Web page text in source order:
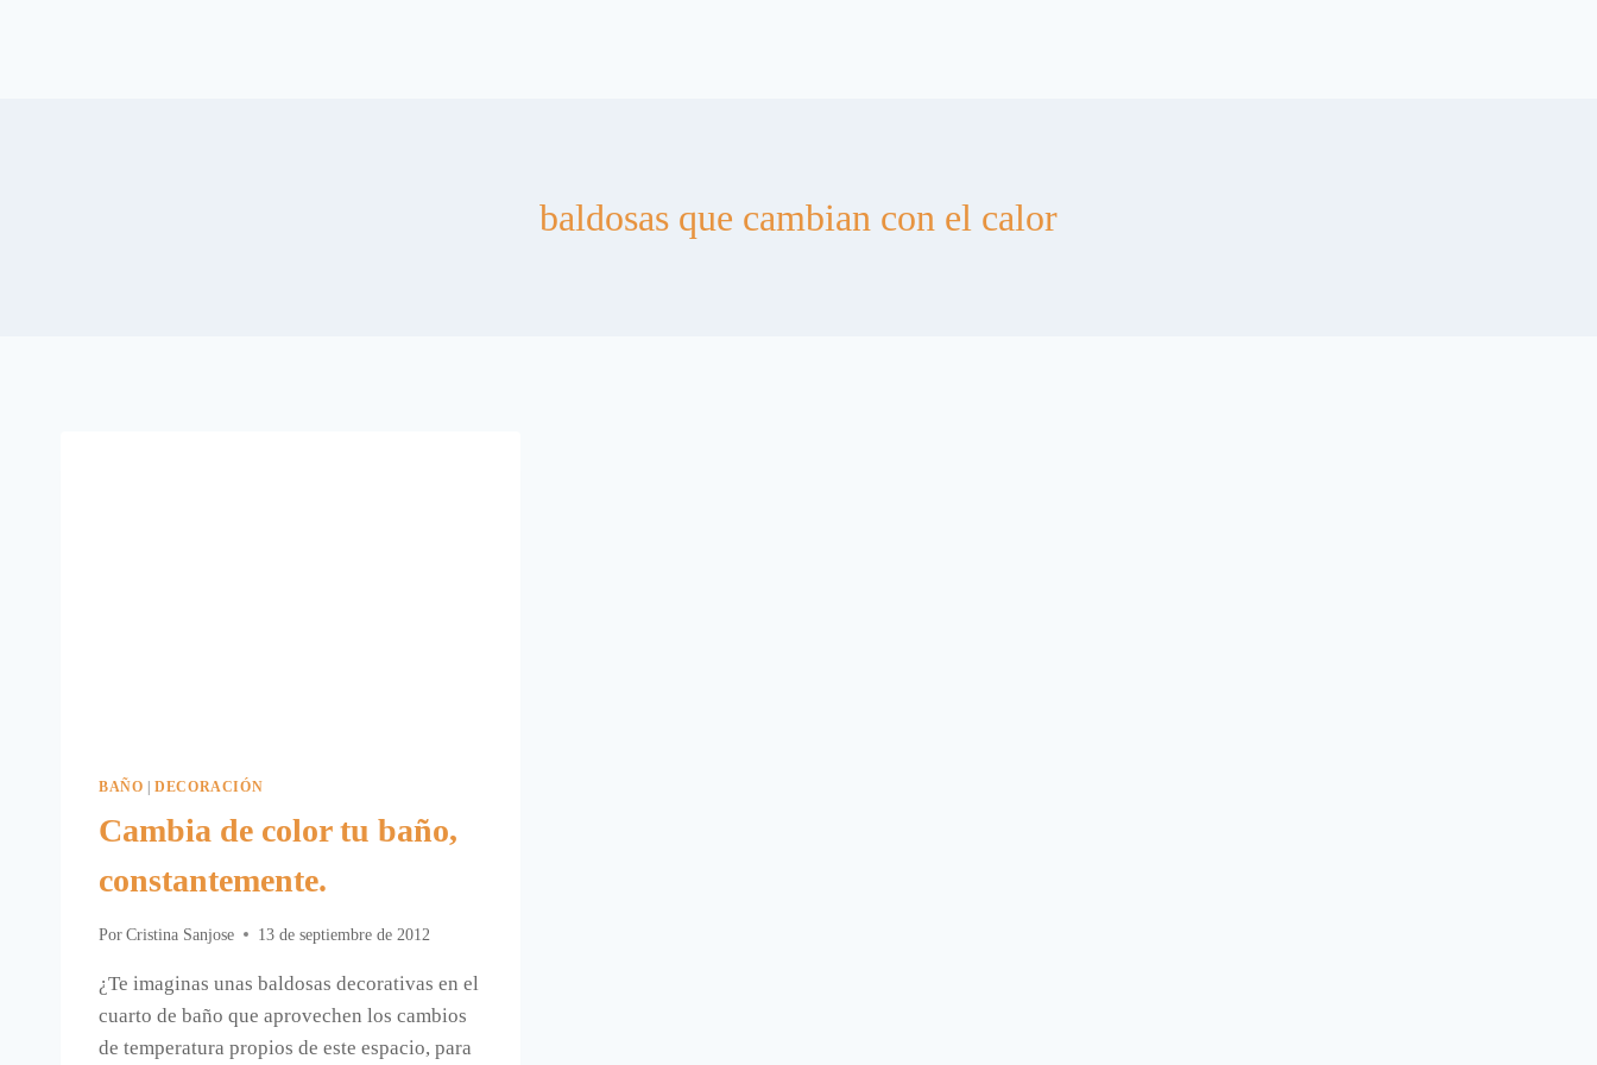
baldosas que cambian con el calor
BAÑO |DECORACIÓN
Cambia de color tu baño,
constantemente.
Por Cristina Sanjose 13 de septiembre de 2012
¿Te imaginas unas baldosas decorativas en el
cuarto de baño que aprovechen los cambios
de temperatura propios de este espacio, para